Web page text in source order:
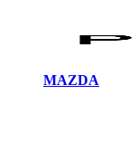
MAZDA